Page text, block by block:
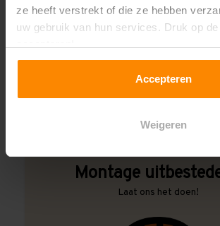
ze heeft verstrekt of die ze hebben
uw gebruik van hun services. Druk op
Accepteren
Weigeren
Een maat die niet op de site
experts werken het graag uit!
specialiteit!
Montage
Laat ons het doen!